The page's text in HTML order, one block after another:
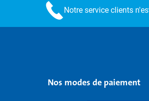
Notre service clients
Nos modes de paiement